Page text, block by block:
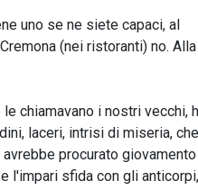
uno se ne siete capaci, al
(nei ristoranti) no.
chiamavano i nostri vecchi,
laceri, intrisi di miseria, che
procurato giovamento
l'impari sfida con gli anticorpi,